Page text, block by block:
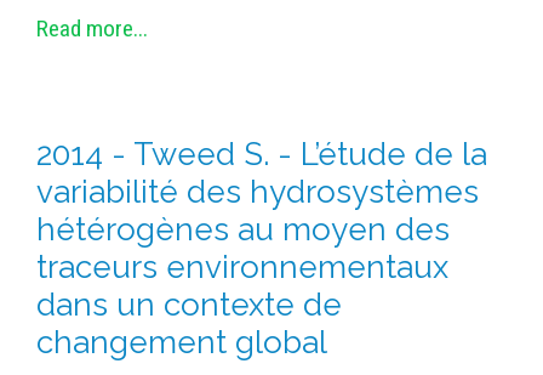
Read more...
2014 - Tweed S. - L’étude de la
variabilité des hydrosystèmes
hétérogènes au moyen des
traceurs environnementaux
dans un contexte de
changement global